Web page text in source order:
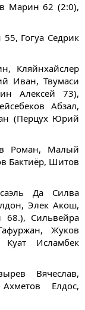
Марин 62 (2:0),
Гогуа Седрик
Кляйнхайслер
Иван, Твумаси
Алексей 73),
Абзал,
(Перцух Юрий
Роман, Малый
Бактиёр, Шитов
Да Силва
Элек Акош,
Сильвейра
Жуков
Исламбек
Вячеслав,
Елдос,